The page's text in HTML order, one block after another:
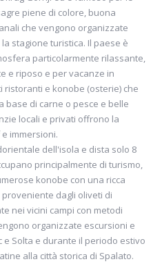
piene di colore, buona
che vengono organizzate
stagione turistica. Il paese è
particolarmente rilassante,
e riposo e per vacanze in
e konobe (osterie) che
base di carne o pesce e belle
locali e privati offrono la
immersioni.
dell'isola e dista solo 8
principalmente di turismo,
konobe con una ricca
dagli oliveti di
nei vicini campi con metodi
organizzate escursioni e
e Solta e durante il periodo estivo
alla città storica di Spalato.